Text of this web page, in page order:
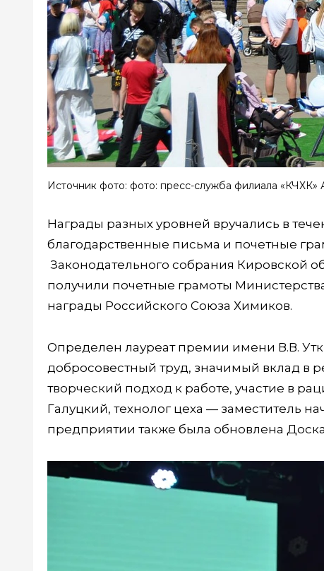
Источник фото: фото: пресс-служба филиала «КЧХК»
Награды разных уровней вручались в
благодарственные письма и почетные
Законодательного собрания Кировской
получили почетные грамоты
награды Российского Союза Химиков.
Определен лауреат премии имени В.В.
добросовестный труд, значимый вклад в
творческий подход к работе, участие в
Галуцкий, технолог цеха — заместитель
предприятии также была обновлена